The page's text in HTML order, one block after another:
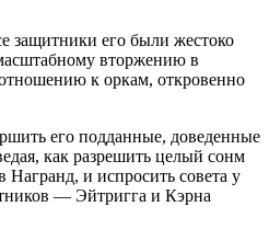
защитники его были жестоко
вторжению в
к оркам, откровенно
его подданные, доведенные
как разрешить целый сонм
и испросить совета у
— Эйтригга и Кэрна